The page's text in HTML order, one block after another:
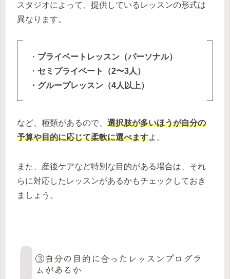
スタジオによって、提供しているレッスンの形式は
異なります。
・ プライベートレッスン（パーソナル）
・ セミプライベート（2〜3人）
・グループレッスン（4人以上）
など、種類があるので、 選択肢が多いほうが自分の
予算や目的に応じて柔軟に選べますよ。
また、産後ケアなど特別な目的がある場合は、それ
らに対応したレッスンがあるかもチェックしておき
ましょう。
③自分の目的に合ったレッスンプログラ
ムがあるか